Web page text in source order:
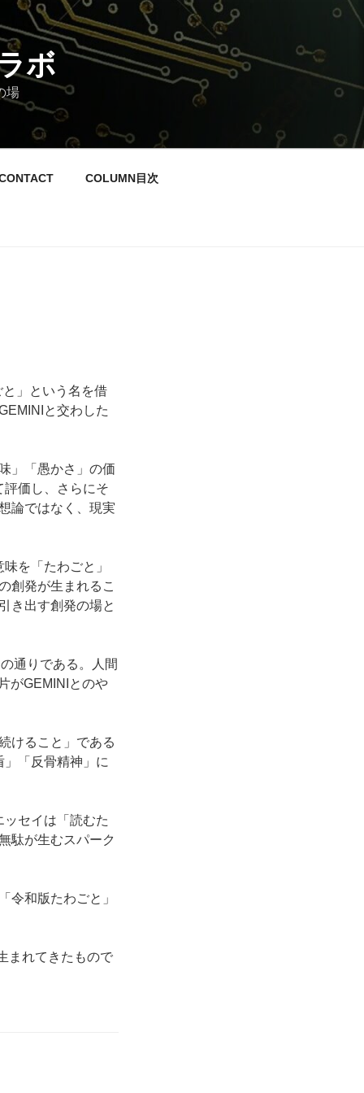
ボ
場
COLUMN目次
」という名を借
と交わした
」「愚かさ」の価
価し、さらにそ
論ではなく、現実
を「たわごと」
創発が生まれるこ
き出す創発の場と
通りである。人間
がGEMINIとのや
けること」である
「反骨精神」に
セイは「読むた
駄が生むスパーク
令和版たわごと」
まれてきたもので